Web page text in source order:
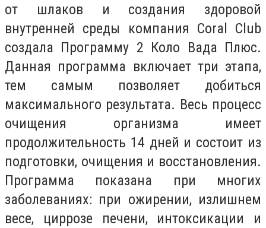
от шлаков и создания здоровой
внутренней среды компания Coral Club
создала Программу 2 Коло Вада Плюс.
Данная программа включает три этапа,
тем самым позволяет добиться
максимального результата. Весь процесс
очищения организма имеет
продолжительность 14 дней и состоит из
подготовки, очищения и восстановления.
Программа показана при многих
заболеваниях: при ожирении, излишнем
весе, циррозе печени, интоксикации и